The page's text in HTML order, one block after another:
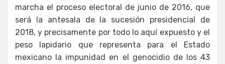
marcha el proceso electoral de junio de 2016, que
será la antesala de la sucesión presidencial de
2018, y precisamente por todo lo aquí expuesto y el
peso lapidario que representa para el Estado
mexicano la impunidad en el genocidio de los 43